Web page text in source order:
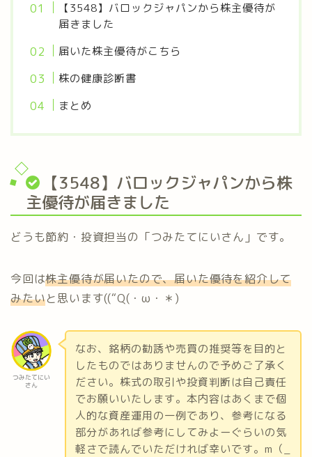
【3548】バロックジャパンから株主優待が
届きました
届いた株主優待がこちら
株の健康診断書
まとめ
【3548】バロックジャパンから株
主優待が届きました
どうも節約・投資担当の「つみたてにいさん」です。
今回は株主優待が届いたので、届いた優待を紹介して
みたいと思います((“Q(・ω・＊)
つみたてにい
さん
なお、銘柄の勧誘や売買の推奨等を目的と
したものではありませんので予めご了承く
ださい。株式の取引や投資判断は自己責任
でお願いいたします。本内容はあくまで個
人的な資産運用の一例であり、参考になる
部分があれば参考にしてみよーぐらいの気
軽さで読んでいただければ幸いです。m（_